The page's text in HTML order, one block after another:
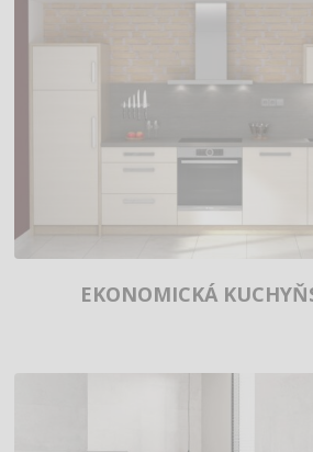
EKONOMICKÁ